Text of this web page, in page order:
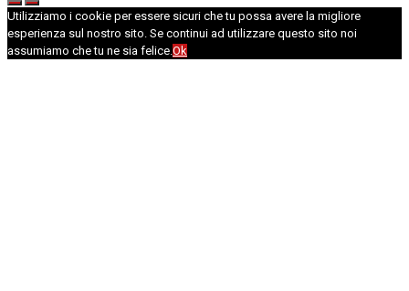
Utilizziamo i cookie per essere sicuri che tu possa avere la migliore
esperienza sul nostro sito. Se continui ad utilizzare questo sito noi
assumiamo che tu ne sia felice.Ok